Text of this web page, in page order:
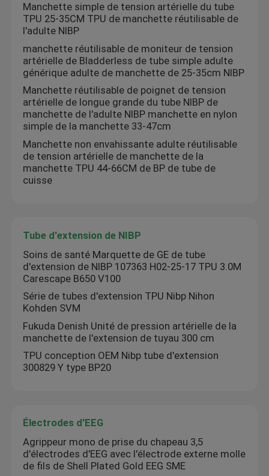
Manchette simple de tension artérielle du tube
TPU 25-35CM TPU de manchette réutilisable de
l'adulte NIBP
manchette réutilisable de moniteur de tension
artérielle de Bladderless de tube simple adulte
générique adulte de manchette de 25-35cm NIBP
Manchette réutilisable de poignet de tension
artérielle de longue grande du tube NIBP de
manchette de l'adulte NIBP manchette en nylon
simple de la manchette 33-47cm
Manchette non envahissante adulte réutilisable
de tension artérielle de manchette de la
manchette TPU 44-66CM de BP de tube de
cuisse
Tube d'extension de NIBP
Soins de santé Marquette de GE de tube
d'extension de NIBP 107363 H02-25-17 TPU 3.0M
Carescape B650 V100
Série de tubes d'extension TPU Nibp Nihon
Kohden SVM
Fukuda Denish Unité de pression artérielle de la
manchette de l'extension de tuyau 300 cm
TPU conception OEM Nibp tube d'extension
300829 Y type BP20
Électrodes d'EEG
Agrippeur mono de prise du chapeau 3,5
d'électrodes d'EEG avec l'électrode externe molle
de fils de Shell Plated Gold EEG SME